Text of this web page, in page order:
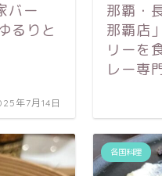
バー
るりと
年7月14日
那覇・
那覇店
リーを
レー専
各国料理